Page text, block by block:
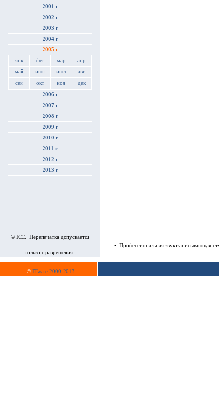
2001 г
2002 г
2003 г
2004 г
2005 г
янв
фев мар апр
май июн июл авг
сен окт ноя дек
2006 г
2007 г
2008 г
2009 г
2010 г
2011 г
2012 г
2013 г
© ICC. Перепечатка допускается
только с разрешения .
• Профессиональная звукозаписывающая
© ITware 2000-2013